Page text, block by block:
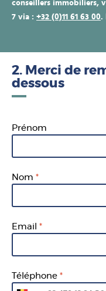
conseillers immobiliers,
7 via : +32 (0)11 61 63 00.
2. Merci de
dessous
Prénom
Nom
Email
Téléphone